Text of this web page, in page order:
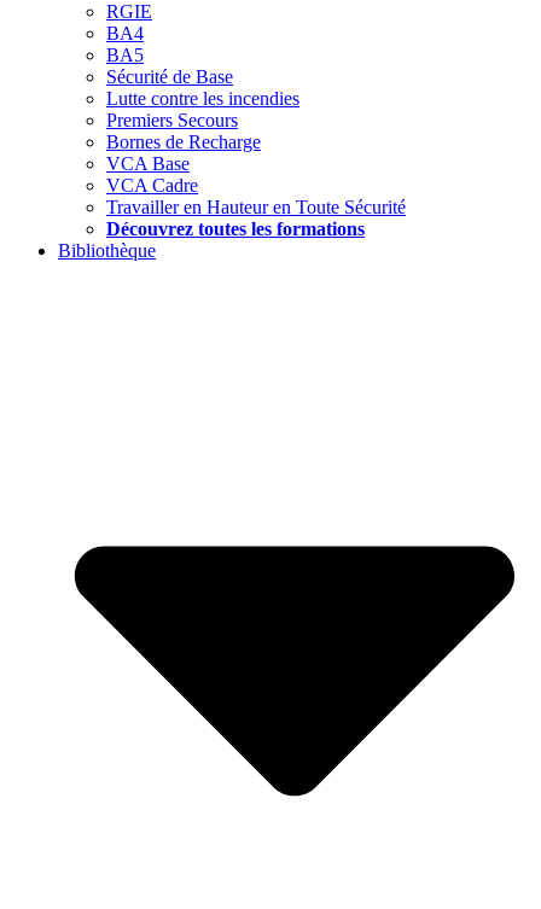
RGIE
BA4
BA5
Sécurité de Base
Lutte contre les incendies
Premiers Secours
Bornes de Recharge
VCA Base
VCA Cadre
Travailler en Hauteur en Toute Sécurité
Découvrez toutes les formations
Bibliothèque